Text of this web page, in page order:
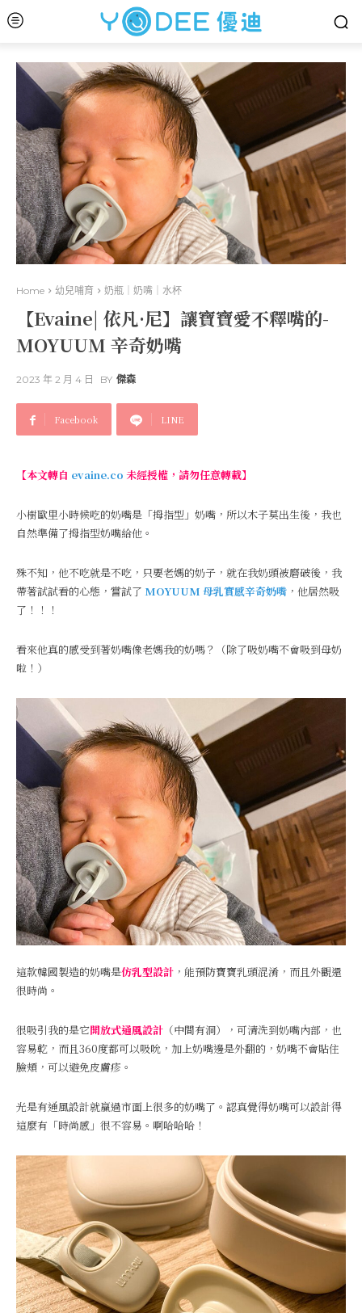
Home 幼兒哺育 奶瓶｜奶嘴｜水杯
【Evaine| 依凡·尼】讓寶寶愛不釋嘴的-
MOYUUM 辛奇奶嘴
2023 年 2 月 4 日 BY 傑森
Facebook LINE
【本文轉自 evaine.co 未經授權，請勿任意轉載】
小樹歐里小時候吃的奶嘴是「拇指型」奶嘴，所以木子莫出生後，我也
自然準備了拇指型奶嘴給他。
殊不知，他不吃就是不吃，只要老媽的奶子，就在我奶頭被磨破後，我
帶著試試看的心態，嘗試了 MOYUUM 母乳實感辛奇奶嘴 ，他居然吸
了！！！
看來他真的感受到著奶嘴像老媽我的奶嗎？（除了吸奶嘴不會吸到母奶
啦！）
這款韓國製造的奶嘴是仿乳型設計 ，能預防寶寶乳頭混淆，而且外觀還
很時尚。
很吸引我的是它開放式通風設計 （中間有洞），可清洗到奶嘴內部，也
容易乾，而且360度都可以吸吮，加上奶嘴邊是外翻的，奶嘴不會貼住
臉頰，可以避免皮膚疹。
光是有通風設計就贏過市面上很多的奶嘴了。認真覺得奶嘴可以設計得
這麼有「時尚感」很不容易。啊哈哈哈！